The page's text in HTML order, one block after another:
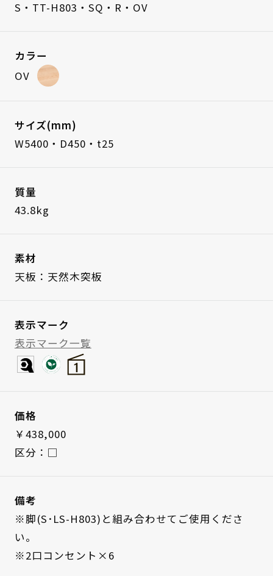
S・TT-H803・SQ・R・OV
カラー
OV
サイズ(mm)
W5400・D450・t25
質量
43.8kg
素材
天板：天然木突板
表示マーク
表示マーク一覧
価格
￥438,000
区分：□
備考
※脚(S･LS-H803)と組み合わせてご使用くださ
い。
※2口コンセント×6